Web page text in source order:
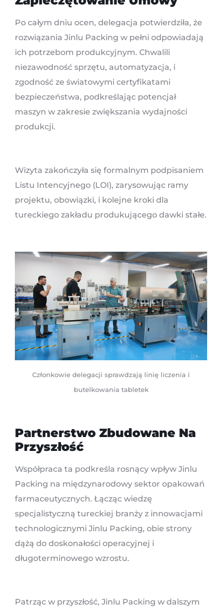
Po całym dniu ocen, delegacja potwierdziła, że ​​
rozwiązania Jinlu Packing w pełni odpowiadają
ich potrzebom produkcyjnym. Chwalili
niezawodność sprzętu, automatyzacja, i
zgodność ze światowymi certyfikatami
bezpieczeństwa, podkreślając potencjał
maszyn w zakresie zwiększania wydajności
produkcji.
Wizyta zakończyła się formalnym podpisaniem
Listu Intencyjnego (LOI), zarysowując ramy
projektu, obowiązki, i kolejne kroki dla
tureckiego zakładu produkującego dawki stałe.
Członkowie delegacji sprawdzają linię liczenia i
butelkowania tabletek
Partnerstwo Zbudowane Na
Przyszłość
Współpraca ta podkreśla rosnący wpływ Jinlu
Packing na międzynarodowy sektor opakowań
farmaceutycznych. Łącząc wiedzę
specjalistyczną tureckiej branży z innowacjami
technologicznymi Jinlu Packing, obie strony
dążą do doskonałości operacyjnej i
długoterminowego wzrostu.
Patrząc w przyszłość, Jinlu Packing w dalszym